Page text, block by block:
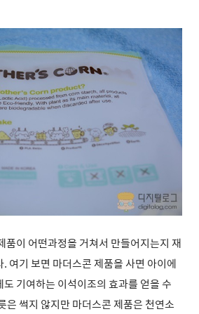
품이 어떤과정을 거쳐서 만들어지는지 재
여기 보면 마더스콘 제품을 사면 아이에
기여하는 이석이조의 효과를 얻을 수
은 썩지 않지만 마더스콘 제품은 천연소